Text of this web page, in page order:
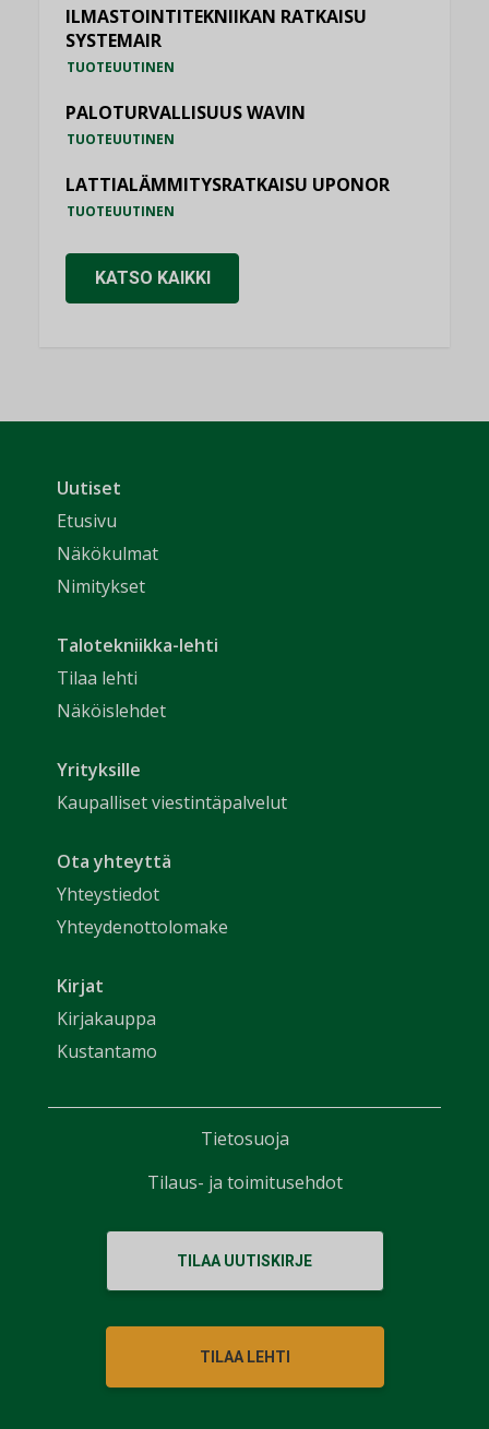
ILMASTOINTITEKNIIKAN RATKAISU
SYSTEMAIR
TUOTEUUTINEN
PALOTURVALLISUUS WAVIN
TUOTEUUTINEN
LATTIALÄMMITYSRATKAISU UPONOR
TUOTEUUTINEN
KATSO KAIKKI
Uutiset
Etusivu
Näkökulmat
Nimitykset
Talotekniikka-lehti
Tilaa lehti
Näköislehdet
Yrityksille
Kaupalliset viestintäpalvelut
Ota yhteyttä
Yhteystiedot
Yhteydenottolomake
Kirjat
Kirjakauppa
Kustantamo
TILAA UUTISKIRJE
TILAA LEHTI
Tietosuoja
Tilaus- ja toimitusehdot